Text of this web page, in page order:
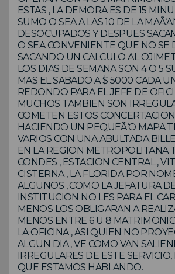
ESTAS , LA DEMORA ES DE 15
SUMO O SEA A LAS 10 DE LA
DESOCUPADOS Y DESPUES
O SEA CONVENIENTE QUE NO SE
SACANDO UN CALCULO AL
LOS DIAS DE SEMANA SON 4 O 5
MAS EL SABADO A $ 5000 CADA
REDONDO PARA EL JEFE DE
MUCHOS TAMBIEN SON
COMETEN ESTOS
HACIENDO UN PEQUEÃ‘O MAPA
VARIOS CON UNA ABULTADA
EN LA REGION METROPOLITANA
CONDES , ESTACION CENTRAL ,
CISTERNA , LA FLORIDA POR
ALGUNOS , COMO LA JEFATURA
INSTITUCION NO LES PARA EL
MENOS LOS OBLIGARAN A
MENOS ENTRE 6 U 8
LA OFICINA , ASI QUIEN NO
ALGUN DIA , VE COMO VAN
IRREGULARES DE ESTE
QUE ESTAMOS HABLANDO.